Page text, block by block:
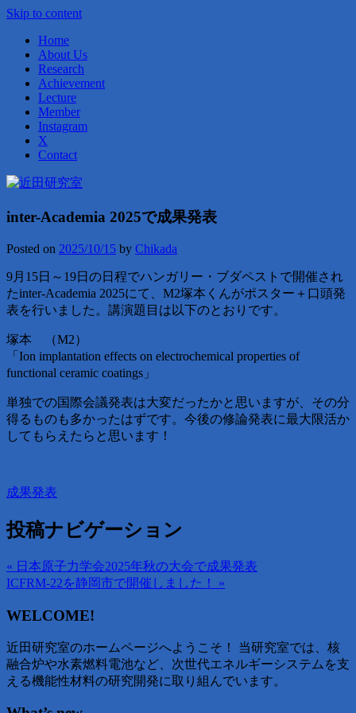
Skip to content
Home
About Us
Research
Achievement
Lecture
Member
Instagram
X
Contact
近田研究室
inter-Academia 2025で成果発表
Posted on 2025/10/15 by Chikada
9月15日～19日の日程でハンガリー・ブダペストで開催され
たinter-Academia 2025にて、M2塚本くんがポスター＋口頭発
表を行いました。講演題目は以下のとおりです。
塚本 （M2）
「Ion implantation effects on electrochemical properties of
functional ceramic coatings」
単独での国際会議発表は大変だったかと思いますが、その分
得るものも多かったはずです。今後の修論発表に最大限活か
してもらえたらと思います！
成果発表
投稿ナビゲーション
« 日本原子力学会2025年秋の大会で成果発表
ICFRM-22を静岡市で開催しました！ »
WELCOME!
近田研究室のホームページへようこそ！ 当研究室では、核
融合炉や水素燃料電池など、次世代エネルギーシステムを支
える機能性材料の研究開発に取り組んでいます。